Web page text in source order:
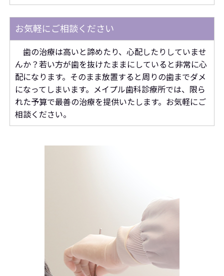
お気軽にご相談ください
歯の治療は高いと諦めたり、心配したりしていませ
んか？若い方が歯を抜けたままにしていると非常に心
配になります。そのまま放置すると周りの歯までダメ
になってしまいます。メイプル歯科診療所では、限ら
れた予算で最善の治療を提供いたします。お気軽にご
相談ください。